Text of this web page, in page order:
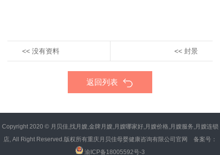
<< 没有资料 << 封景
返回列表
Copyright 2020 © 月贝佳,找月嫂,金牌月嫂,月嫂哪家好,月嫂价格,月嫂服务,月嫂连锁
店, All Right Reserved.版权所有重庆月贝佳母婴健康咨询有限公司官网 备案号：
渝ICP备18005592号-3